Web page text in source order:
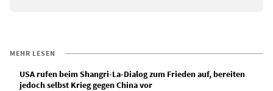
MEHR LESEN
USA rufen beim Shangri-La-Dialog zum Frieden auf, bereiten
jedoch selbst Krieg gegen China vor